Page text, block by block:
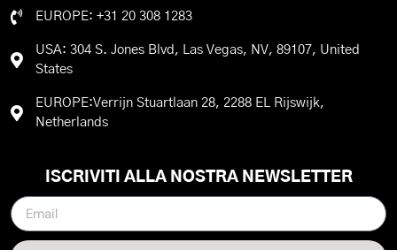
EUROPE: +31 20 308 1283
USA: 304 S. Jones Blvd, Las Vegas, NV, 89107, United
States
EUROPE:Verrijn Stuartlaan 28, 2288 EL Rijswijk,
Netherlands
ISCRIVITI ALLA NOSTRA NEWSLETTER